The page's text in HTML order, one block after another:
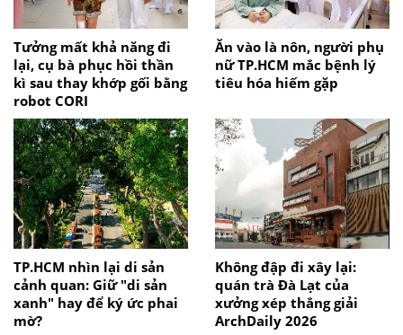
Tưởng mất khả năng đi
lại, cụ bà phục hồi thần
kì sau thay khớp gối bằng
robot CORI
Ăn vào là nôn, người phụ
nữ TP.HCM mắc bệnh lý
tiêu hóa hiếm gặp
TP.HCM nhìn lại di sản
cảnh quan: Giữ "di sản
xanh" hay để ký ức phai
mờ?
Không đập đi xây lại:
quán trà Đà Lạt của
xưởng xép thắng giải
ArchDaily 2026